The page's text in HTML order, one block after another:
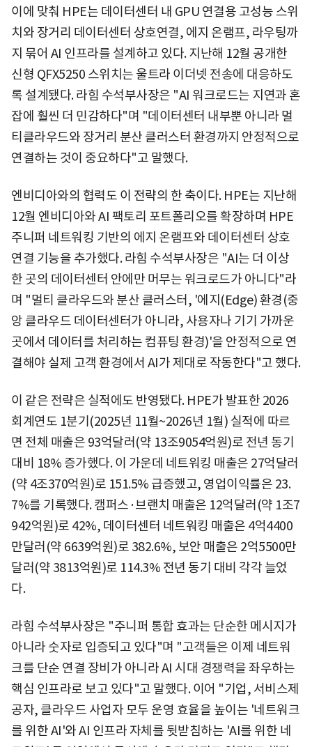
이에 맞춰 HPE는 데이터센터 내 GPU 연결용 고성능 스위
치와 장거리 데이터센터 상호연결, 에지 온램프, 라우팅까
지 묶어 AI 인프라를 설계하고 있다. 지난해 12월 공개한
신형 QFX5250 스위치는 울트라 이더넷 전송에 대응하도
록 설계됐다. 라힘 수석부사장은 "AI 워크로드는 지연과 혼
잡에 훨씬 더 민감하다"며 "데이터센터 내부뿐 아니라 멀
티클라우드와 장거리 분산 클러스터 환경까지 안정적으로
연결하는 것이 중요하다"고 말했다.
엔비디아와의 협력도 이 전략의 한 축이다. HPE는 지난해
12월 엔비디아와 AI 팩토리 포트폴리오를 확장하며 HPE
주니퍼 네트워킹 기반의 에지 온램프와 데이터센터 상호
연결 기능을 추가했다. 라힘 수석부사장은 "AI는 더 이상
한 곳의 데이터센터 안에만 머무는 워크로드가 아니다"라
며 "멀티 클라우드와 분산 클러스터, '에지(Edge) 환경(중
앙 클라우드 데이터센터가 아니라, 사용자나 기기 가까운
곳에서 데이터를 처리하는 컴퓨팅 환경)'을 안정적으로 연
결해야 실제 고객 환경에서 AI가 제대로 작동한다"고 했다.
이 같은 전략은 실적에도 반영됐다. HPE가 발표한 2026
회계연도 1분기(2025년 11월~2026년 1월) 실적에 따르
면 전체 매출은 93억달러(약 13조9054억원)로 전년 동기
대비 18% 증가했다. 이 가운데 네트워킹 매출은 27억달러
(약 4조370억원)로 151.5% 급증했고, 영업이익률은 23.
7%를 기록했다. 캠퍼스·브랜치 매출은 12억달러(약 1조7
942억원)로 42%, 데이터센터 네트워킹 매출은 4억4400
만달러(약 6639억원)로 382.6%, 보안 매출은 2억5500만
달러(약 3813억원)로 114.3% 전년 동기 대비 각각 늘었
다.
라힘 수석부사장은 "주니퍼 통합 효과는 단순한 메시지가
아니라 숫자로 입증되고 있다"며 "고객들은 이제 네트워
크를 단순 연결 장비가 아니라 AI 시대 경쟁력을 좌우하는
핵심 인프라로 보고 있다"고 말했다. 이어 "기업, 서비스제
공자, 클라우드 사업자 모두 운영 효율을 높이는 '네트워크
를 위한 AI'와 AI 인프라 자체를 뒷받침하는 'AI를 위한 네